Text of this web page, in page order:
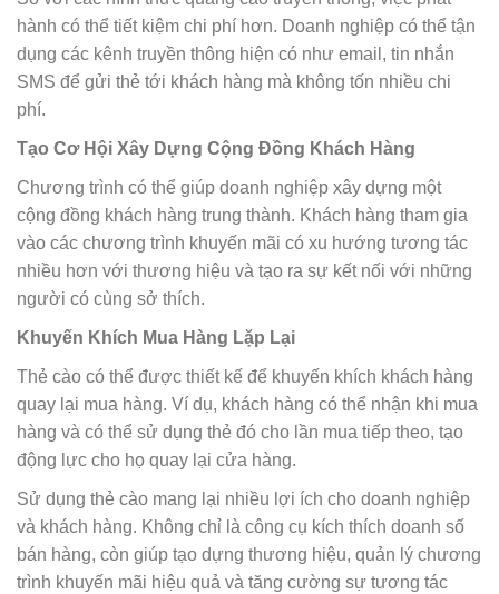
hành có thể tiết kiệm chi phí hơn. Doanh nghiệp có thể tận
dụng các kênh truyền thông hiện có như email, tin nhắn
SMS để gửi thẻ tới khách hàng mà không tốn nhiều chi
phí.
Tạo Cơ Hội Xây Dựng Cộng Đồng Khách Hàng
Chương trình có thể giúp doanh nghiệp xây dựng một
cộng đồng khách hàng trung thành. Khách hàng tham gia
vào các chương trình khuyến mãi có xu hướng tương tác
nhiều hơn với thương hiệu và tạo ra sự kết nối với những
người có cùng sở thích.
Khuyến Khích Mua Hàng Lặp Lại
Thẻ cào có thể được thiết kế để khuyến khích khách hàng
quay lại mua hàng. Ví dụ, khách hàng có thể nhận khi mua
hàng và có thể sử dụng thẻ đó cho lần mua tiếp theo, tạo
động lực cho họ quay lại cửa hàng.
Sử dụng thẻ cào mang lại nhiều lợi ích cho doanh nghiệp
và khách hàng. Không chỉ là công cụ kích thích doanh số
bán hàng, còn giúp tạo dựng thương hiệu, quản lý chương
trình khuyến mãi hiệu quả và tăng cường sự tương tác